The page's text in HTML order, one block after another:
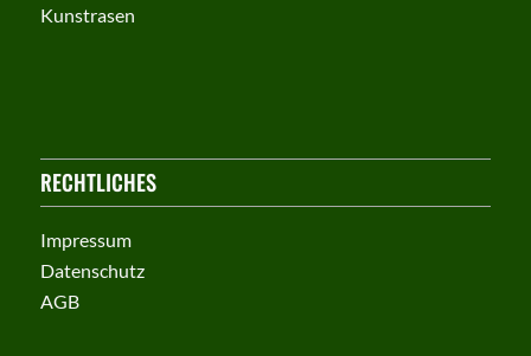
Kunstrasen
RECHTLICHES
Impressum
Datenschutz
AGB